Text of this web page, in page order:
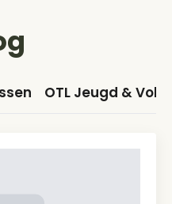
OTL Jeugd &